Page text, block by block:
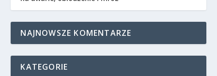
NAJNOWSZE KOMENTARZE
KATEGORIE